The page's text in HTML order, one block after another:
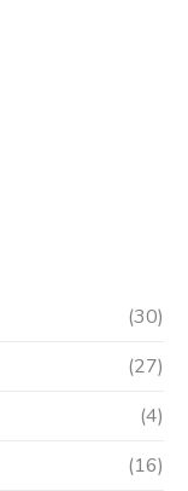
(30)
(27)
(4)
(16)